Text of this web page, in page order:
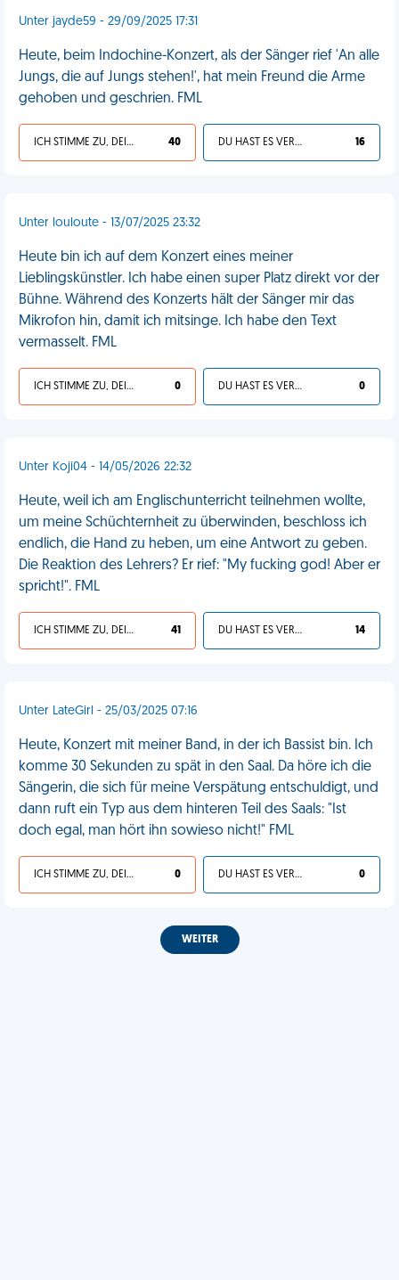
Unter jayde59 - 29/09/2025 17:31
Heute, beim Indochine-Konzert, als der Sänger rief 'An alle
Jungs, die auf Jungs stehen!', hat mein Freund die Arme
gehoben und geschrien. FML
ICH STIMME ZU, DEIN LEBEN IST SCHEISSE 40 DU HAST ES VERDIENT 16
Unter louloute - 13/07/2025 23:32
Heute bin ich auf dem Konzert eines meiner
Lieblingskünstler. Ich habe einen super Platz direkt vor der
Bühne. Während des Konzerts hält der Sänger mir das
Mikrofon hin, damit ich mitsinge. Ich habe den Text
vermasselt. FML
ICH STIMME ZU, DEIN LEBEN IST SCHEISSE 0 DU HAST ES VERDIENT 0
Unter Koji04 - 14/05/2026 22:32
Heute, weil ich am Englischunterricht teilnehmen wollte,
um meine Schüchternheit zu überwinden, beschloss ich
endlich, die Hand zu heben, um eine Antwort zu geben.
Die Reaktion des Lehrers? Er rief: "My fucking god! Aber er
spricht!". FML
ICH STIMME ZU, DEIN LEBEN IST SCHEISSE 41 DU HAST ES VERDIENT 14
Unter LateGirl - 25/03/2025 07:16
Heute, Konzert mit meiner Band, in der ich Bassist bin. Ich
komme 30 Sekunden zu spät in den Saal. Da höre ich die
Sängerin, die sich für meine Verspätung entschuldigt, und
dann ruft ein Typ aus dem hinteren Teil des Saals: "Ist
doch egal, man hört ihn sowieso nicht!" FML
ICH STIMME ZU, DEIN LEBEN IST SCHEISSE 0 DU HAST ES VERDIENT 0
WEITER